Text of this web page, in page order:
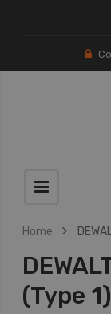
Home
(Type 1)